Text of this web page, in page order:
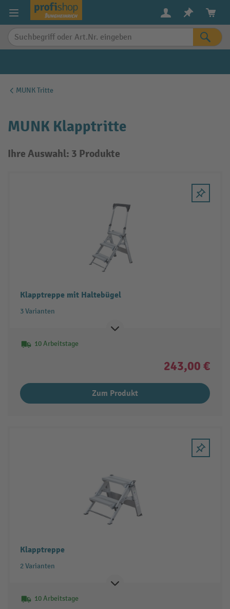
springen
MUNK Tritte
MUNK Klapptritte
Ihre Auswahl: 3 Produkte
Klapptreppe mit Haltebügel
3 Varianten
10 Arbeitstage
243,00 €
Zum Produkt
Klapptreppe
2 Varianten
10 Arbeitstage